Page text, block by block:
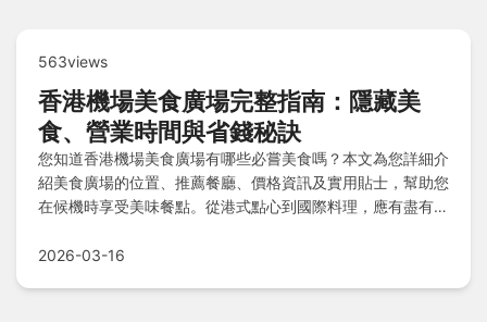
563views
香港機場美食廣場完整指南：隱藏美
食、營業時間與省錢秘訣
您知道香港機場美食廣場有哪些必嘗美食嗎？本文為您詳細介
紹美食廣場的位置、推薦餐廳、價格資訊及實用貼士，幫助您
在候機時享受美味餐點。從港式點心到國際料理，應有盡有，
2026-03-16